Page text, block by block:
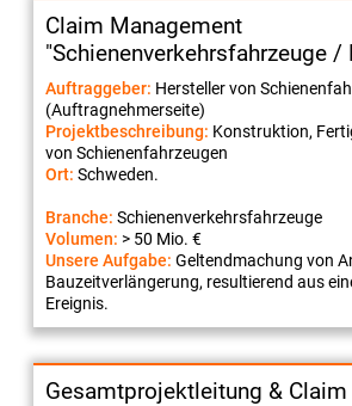
Claim Management
"Schienenverkehrsfahrzeuge /
Auftraggeber: Hersteller von
(Auftragnehmerseite)
Projektbeschreibung: Konstruktion,
von Schienenfahrzeugen
Ort: Schweden.
Branche: Schienenverkehrsfahrzeuge
Volumen: > 50 Mio. €
Unsere Aufgabe: Geltendmachung von
Bauzeitverlängerung, resultierend aus
Ereignis.
Gesamtprojektleitung &